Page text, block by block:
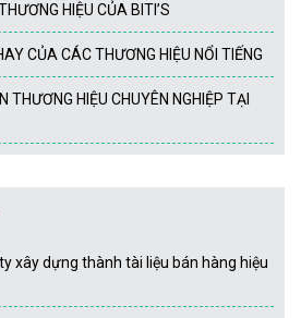
HIỆU CỦA BITI’S
CỦA CÁC THƯƠNG HIỆU NỔI TIẾNG
THƯƠNG HIỆU CHUYÊN NGHIỆP TẠI
xây dựng thành tài liệu bán hàng hiệu